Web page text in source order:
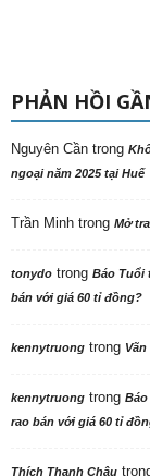
PHẢN HỒI
Nguyên Cần trong
ngoại năm 2025 tại Huế
Trần Minh trong Mở
tonydo trong Báo Tuổi
bán với giá 60 tỉ đồng?
kennytruong trong
kennytruong trong Báo
rao bán với giá 60 tỉ
Thích Thanh Châu